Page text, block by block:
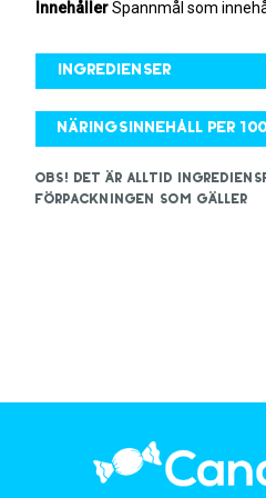
InnehållerSpannmål som
Ingredienser
Näringsinnehåll per
OBS! Det är alltid
förpackningen som gäller